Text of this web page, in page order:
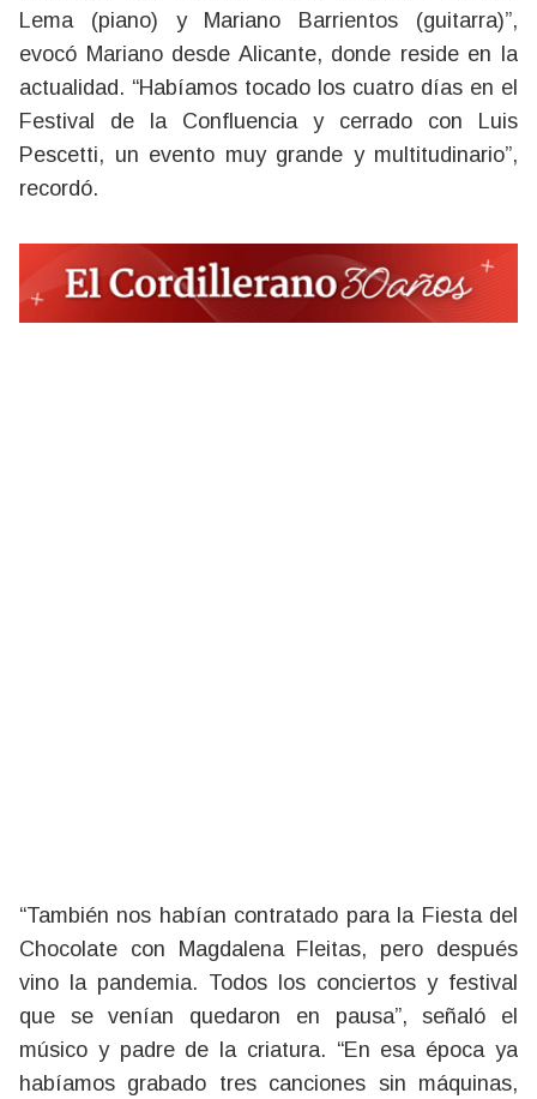
Lema (piano) y Mariano Barrientos (guitarra)”,
evocó Mariano desde Alicante, donde reside en la
actualidad. “Habíamos tocado los cuatro días en el
Festival de la Confluencia y cerrado con Luis
Pescetti, un evento muy grande y multitudinario”,
recordó.
“También nos habían contratado para la Fiesta del
Chocolate con Magdalena Fleitas, pero después
vino la pandemia. Todos los conciertos y festival
que se venían quedaron en pausa”, señaló el
músico y padre de la criatura. “En esa época ya
habíamos grabado tres canciones sin máquinas,